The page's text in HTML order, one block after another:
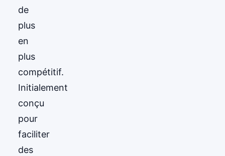
de
plus
en
plus
compétitif.
Initialement
conçu
pour
faciliter
des